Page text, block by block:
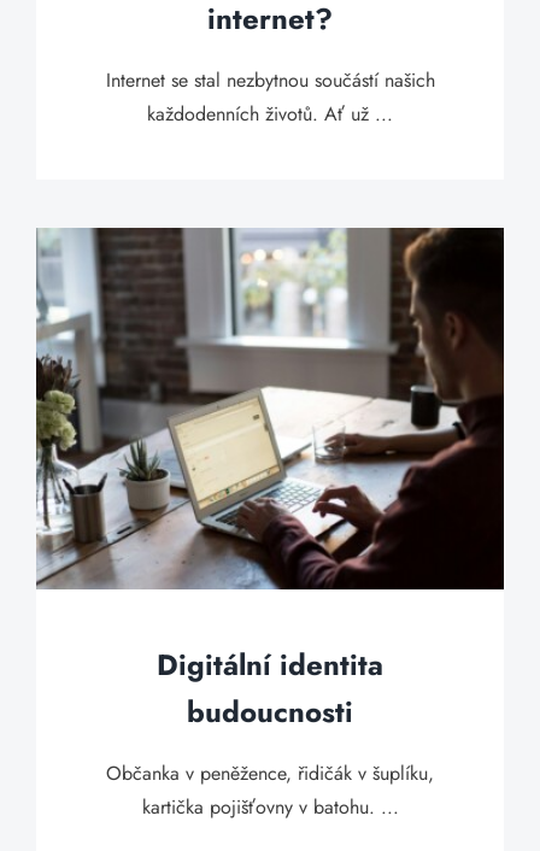
internet?
Internet se stal nezbytnou součástí našich
každodenních životů. Ať už ...
Digitální identita
budoucnosti
Občanka v peněžence, řidičák v šuplíku,
kartička pojišťovny v batohu. ...